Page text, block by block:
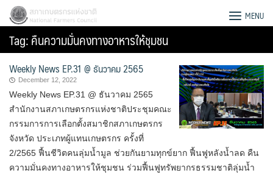
Skip
content
สภาเกษตรกรแห่งชาติ MENU
Tag:คืนความมั่นคงทางอาหารให้ชุมชน
Weekly News EP.31 @ ธันวาคม 2565
December 12, 2022
Weekly News EP.31 @ ธันวาคม 2565
สำนักงานสภาเกษตรกรแห่งชาติประชุมคณะ
กรรมการการเลือกตั้งสมาชิกสภาเกษตรกร
จังหวัด ประเภทผู้แทนเกษตรกร ครั้งที่
2/2565 ฟื้นชีวิตคนลุ่มน้ำมูล ช่วยกันยามทุกข์ยาก ฟื้นฟูหลังน้ำลด คืน
ความมั่นคงทางอาหารให้ชุมชน ร่วมฟื้นฟูทรัพยากรธรรมชาติลุ่มน้ำ